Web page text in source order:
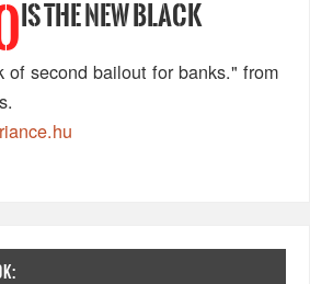
IS THE NEW BLACK
of second bailout for banks." from